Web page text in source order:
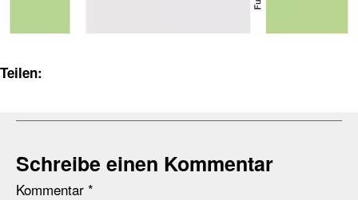
Teilen:
Schreibe einen Kommentar
Kommentar *